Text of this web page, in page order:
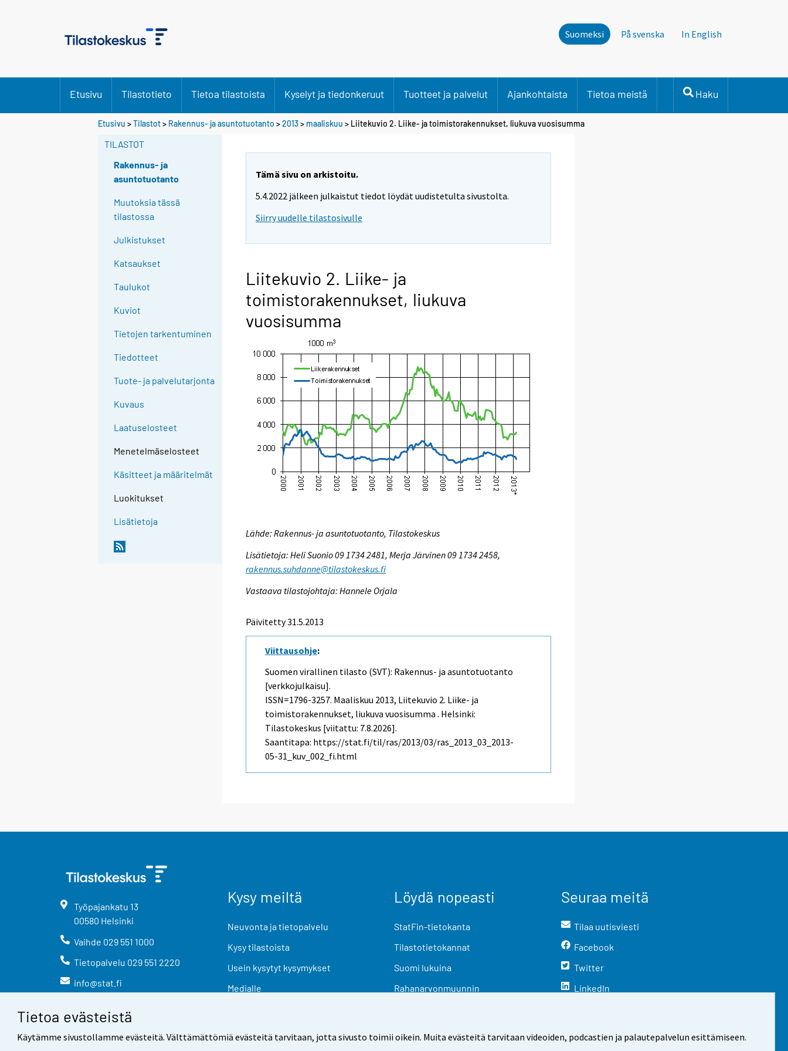
Tietoa evästeistä
Käytämme sivustollamme evästeitä. Välttämättömiä evästeitä tarvitaan, jotta sivusto toimii oikein. Muita evästeitä tarvitaan videoiden, podcastien ja palautepalvelun esittämiseen.
Suomeksi På svenska In English
Etusivu Tilastotieto Tietoa tilastoista Kyselyt ja tiedonkeruut Tuotteet ja palvelut Ajankohtaista Tietoa meistä Haku
Etusivu >Tilastot> Rakennus- ja asuntotuotanto >2013> maaliskuu > Liitekuvio 2. Liike- ja toimistorakennukset, liukuva vuosisumma
TILASTOT
Rakennus- ja
asuntotuotanto
Muutoksia tässä
tilastossa
Julkistukset
Katsaukset
Taulukot
Kuviot
Tietojen tarkentuminen
Tiedotteet
Tuote- ja palvelutarjonta
Kuvaus
Laatuselosteet
Menetelmäselosteet
Käsitteet ja määritelmät
Luokitukset
Lisätietoja
Tämä sivu on arkistoitu.
5.4.2022 jälkeen julkaistut tiedot löydät uudistetulta sivustolta.
Siirry uudelle tilastosivulle
Liitekuvio 2. Liike- ja
toimistorakennukset, liukuva
vuosisumma
Lähde: Rakennus- ja asuntotuotanto, Tilastokeskus
Lisätietoja: Heli Suonio 09 1734 2481, Merja Järvinen 09 1734 2458,
rakennus.suhdanne@tilastokeskus.fi
Vastaava tilastojohtaja: Hannele Orjala
Päivitetty 31.5.2013
Viittausohje:
Suomen virallinen tilasto (SVT): Rakennus- ja asuntotuotanto
[verkkojulkaisu].
ISSN=1796-3257. Maaliskuu 2013, Liitekuvio 2. Liike- ja
toimistorakennukset, liukuva vuosisumma . Helsinki:
Tilastokeskus [viitattu: 7.8.2026].
Saantitapa: https://stat.fi/til/ras/2013/03/ras_2013_03_2013-
05-31_kuv_002_fi.html
Työpajankatu 13
00580 Helsinki
Vaihde 029 551 1000
Tietopalvelu 029 551 2220
info@stat.fi
Kysy meiltä
Neuvonta ja tietopalvelu
Kysy tilastoista
Usein kysytyt kysymykset
Medialle
Löydä nopeasti
StatFin-tietokanta
Tilastotietokannat
Suomi lukuina
Rahanarvonmuunnin
Seuraa meitä
Tilaa uutisviesti
Facebook
Twitter
LinkedIn